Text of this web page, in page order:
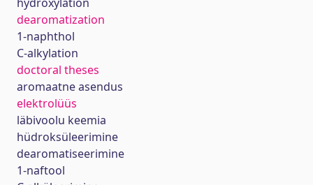
dearomatization
1-naphthol
C-alkylation
doctoral theses
aromaatne asendus
elektrolüüs
läbivoolu keemia
hüdroksüleerimine
dearomatiseerimine
1-naftool